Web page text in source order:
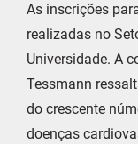
As inscrições
realizadas no
Universidade. A
Tessmann
do crescente
doenças